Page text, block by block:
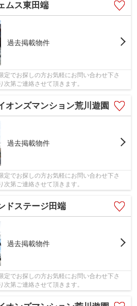
ムス東田端
過去掲載物件
定でお探しの方お気軽にお問い合わせ下さ
第ご連絡させて頂きます。
オンズマンション荒川遊園
過去掲載物件
定でお探しの方お気軽にお問い合わせ下さ
第ご連絡させて頂きます。
ドステージ田端
過去掲載物件
定でお探しの方お気軽にお問い合わせ下さ
第ご連絡させて頂きます。